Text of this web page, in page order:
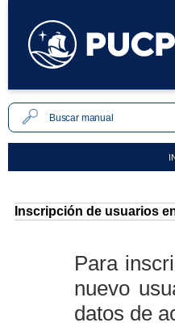
Inscripción de usuarios
Para
nuevo
datos de